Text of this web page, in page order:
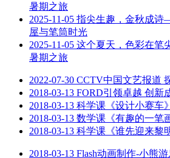
暑期之旅
2025-11-05 指尖生趣，金秋成
屋与笔筒时光
2025-11-05 这个夏天，色彩在笔
暑期之旅
2022-07-30 CCTV中国文艺报道
2018-03-13 FORD引领卓越 创新
2018-03-13 科学课《设计小赛车
2018-03-13 数学课《有趣的一笔
2018-03-13 科学课《谁先迎来黎
2018-03-13 Flash动画制作-小熊